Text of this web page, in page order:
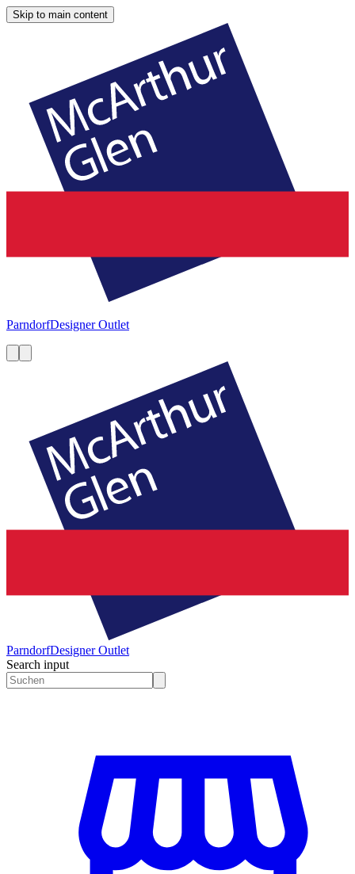
Skip to main content
ParndorfDesigner Outlet
ParndorfDesigner Outlet
Search input